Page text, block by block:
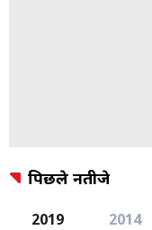
पिछले नतीजे
2019 2014